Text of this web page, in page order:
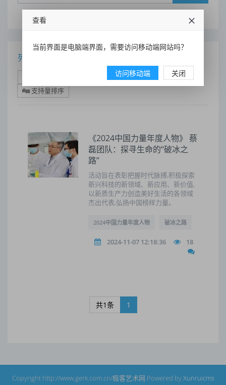
列表
评论排序
评分排序
支持量排序
《2024中国力量年度人物》 蔡
磊团队：探寻生命的“破冰之
路”
活动旨在表彰把握时代脉搏,积极探索
新兴科技的新领域、新应用、新价值,
以新质生产力创造美好生活的各领域
杰出代表,弘扬中国榜样力量。
2024中国力量年度人物 破冰之路
2024-11-07 12:18:36 18
共1条 1
Copyright http://www.gerk.com.cn/极客艺术网 Powered byXunruicms
查看
当前界面是电脑端界面，需要访问移动端网站吗？
访问移动端 关闭